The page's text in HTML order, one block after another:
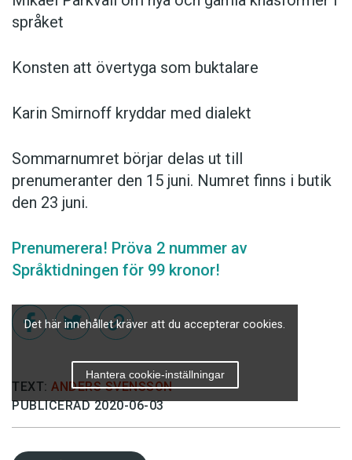
språket
Konsten att övertyga som buktalare
Karin Smirnoff kryddar med dialekt
Sommarnumret börjar delas ut till
prenumeranter den 15 juni. Numret finns i butik
den 23 juni.
Prenumerera! Pröva 2 nummer av
Språktidningen för 99 kronor!
Det här innehållet kräver att du accepterar cookies.
Hantera cookie-inställningar
TEXT: ANDERS SVENSSON
PUBLICERAD 2020-06-03